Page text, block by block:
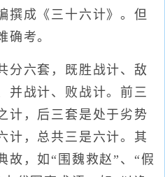
撰成《三十六计》。但
确考。
六套，既胜战计、敌
并战计、败战计。前三
计，后三套是处于劣势
计，总共三是六计。其
故，如“围魏救赵”、“假